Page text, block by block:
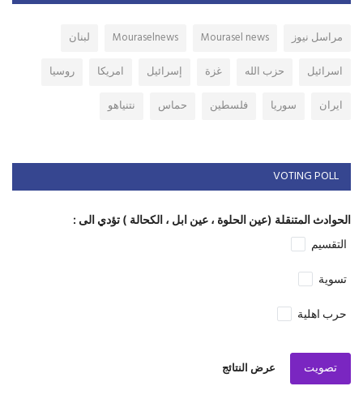
مراسل نيوز Mourasel news
Mouraselnews
لبنان
اسرائيل
حزب الله غزة إسرائيل امريكا
روسيا
ايران
سوريا فلسطين حماس نتنياهو
VOTING POLL
الحوادث المتنقلة (عين الحلوة ، عين ابل ، الكحالة ) تؤدي الى :
التقسيم
تسوية
حرب اهلية
تصويت عرض النتائج